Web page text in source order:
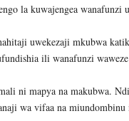
la kuwajengea wanafunzi
uwekezaji mkubwa
ili wanafunzi
ni mapya na makubwa.
wa vifaa na miundombinu